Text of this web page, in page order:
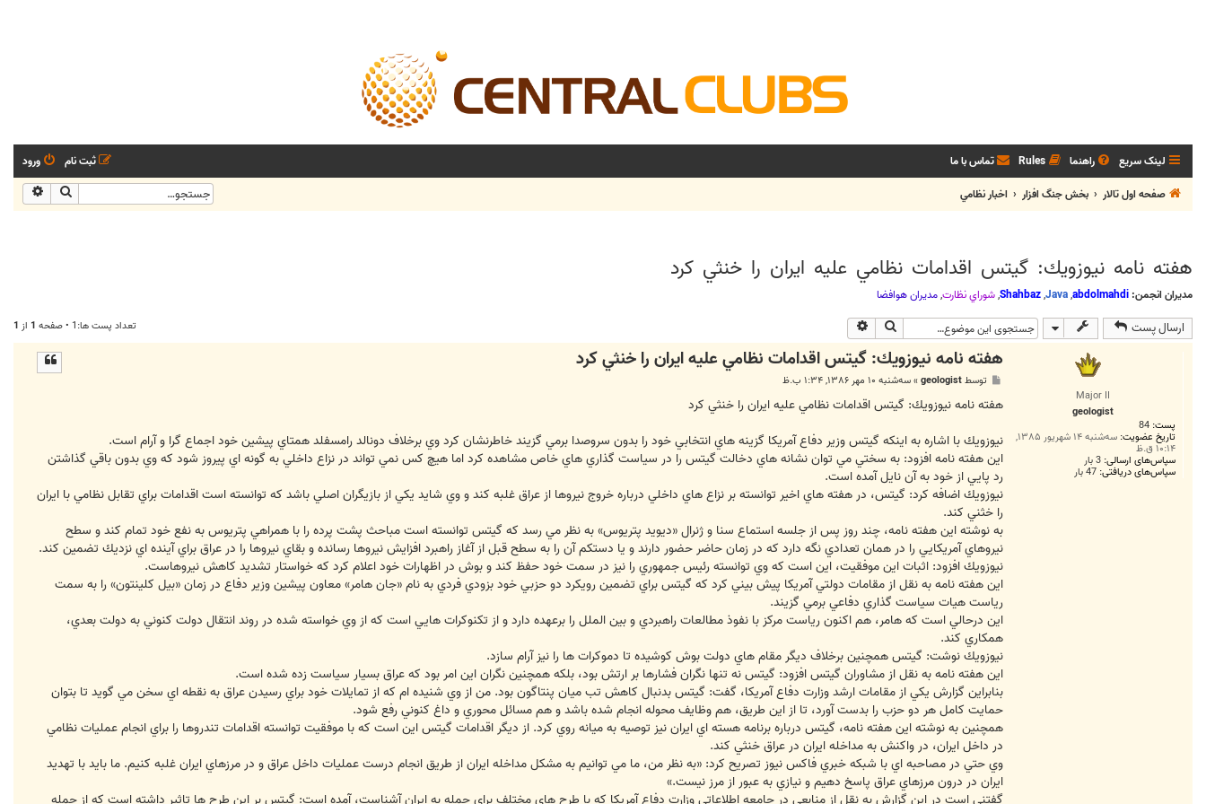
لینک سریع راهنما Rules تماس با ما ورود
ثبت نام
صفحه اول تالار
بخش جنگ افزار اخبار نظامي جستجو
هفته نامه نيوزويك: گيتس اقدامات نظامي عليه ايران را خنثي كرد
مدیران انجمن: abdolmahdi
,
Java
,
Shahbaz
,شوراي نظارت,مديران هوافضا
ارسال پست جستجو تعداد پست ها:1 • صفحه 1 از 1
Major II
geologist
پست: 84
تاریخ عضویت: سه‌شنبه ۱۴ شهریور ۱۳۸۵,
۱۰:۱۴ ق.ظ
سپاس‌های ارسالی: 3 بار
سپاس‌های دریافتی: 47 بار
هفته نامه نيوزويك: گيتس اقدامات نظامي عليه ايران را خنثي كرد
ت
توسطgeologist
»سه‌شنبه ۱۰ مهر ۱۳۸۶, ۱:۳۴ ب.ظ
هفته نامه نيوزويك: گيتس اقدامات نظامي عليه ايران را خنثي كرد
نيوزويك با اشاره به اينكه گيتس وزير دفاع آمريكا گزينه هاي انتخابي خود را بدون سروصدا برمي گزيند خاطرنشان كرد وي برخلاف دونالد رامسفلد همتاي پيشين خود اجماع گرا و آرام است.
اين هفته نامه افزود: به سختي مي توان نشانه هاي دخالت گيتس را در سياست گذاري هاي خاص مشاهده كرد اما هيچ كس نمي تواند در نزاع داخلي به گونه اي پيروز شود كه وي بدون باقي گذاشتن
رد پايي از خود به آن نايل آمده است.
نيوزويك اضافه كرد: گيتس، در هفته هاي اخير توانسته بر نزاع هاي داخلي درباره خروج نيروها از عراق غلبه كند و وي شايد يكي از بازيگران اصلي باشد كه توانسته است اقدامات براي تقابل نظامي با ايران
را خثني كند.
به نوشته اين هفته نامه، چند روز پس از جلسه استماع سنا و ژنرال «ديويد پتريوس» به نظر مي رسد كه گيتس توانسته است مباحث پشت پرده را با همراهي پتريوس به نفع خود تمام كند و سطح
نيروهاي آمريكايي را در همان تعدادي نگه دارد كه در زمان حاضر حضور دارند و يا دستكم آن را به سطح قبل از آغاز راهبرد افزايش نيروها رسانده و بقاي نيروها را در عراق براي آينده اي نزديك تضمين كند.
نيوزويك افزود: اثبات اين موفقيت، اين است كه وي توانسته رئيس جمهوري را نيز در سمت خود حفظ كند و بوش در اظهارات خود اعلام كرد كه خواستار تشديد كاهش نيروهاست.
اين هفته نامه به نقل از مقامات دولتي آمريكا پيش بيني كرد كه گيتس براي تضمين رويكرد دو حزبي خود بزودي فردي به نام «جان هامر» معاون پيشين وزير دفاع در زمان «بيل كلينتون» را به سمت
رياست هيات سياست گذاري دفاعي برمي گزيند.
اين درحالي است كه هامر، هم اكنون رياست مركز با نفوذ مطالعات راهبردي و بين الملل را برعهده دارد و از تكنوكرات هايي است كه از وي خواسته شده در روند انتقال دولت كنوني به دولت بعدي،
همكاري كند.
نيوزويك نوشت: گيتس همچنين برخلاف ديگر مقام هاي دولت بوش كوشيده تا دموكرات ها را نيز آرام سازد.
اين هفته نامه به نقل از مشاوران گيتس افزود: گيتس نه تنها نگران فشارها بر ارتش بود، بلكه همچنين نگران اين امر بود كه عراق بسيار سياست زده شده است.
بنابراين گزارش يكي از مقامات ارشد وزارت دفاع آمريكا، گفت: گيتس بدنبال كاهش تب ميان پنتاگون بود. من از وي شنيده ام كه از تمايلات خود براي رسيدن عراق به نقطه اي سخن مي گويد تا بتوان
حمايت كامل هر دو حزب را بدست آورد، تا از اين طريق، هم وظايف محوله انجام شده باشد و هم مسائل محوري و داغ كنوني رفع شود.
همچنين به نوشته اين هفته نامه، گيتس درباره برنامه هسته اي ايران نيز توصيه به ميانه روي كرد. از ديگر اقدامات گيتس اين است كه با موفقيت توانسته اقدامات تندروها را براي انجام عمليات نظامي
در داخل ايران، در واكنش به مداخله ايران در عراق خنثي كند.
وي حتي در مصاحبه اي با شبكه خبري فاكس نيوز تصريح كرد: «به نظر من، ما مي توانيم به مشكل مداخله ايران از طريق انجام درست عمليات داخل عراق و در مرزهاي ايران غلبه كنيم. ما بايد با تهديد
ايران در درون مرزهاي عراق پاسخ دهيم و نيازي به عبور از مرز نيست.»